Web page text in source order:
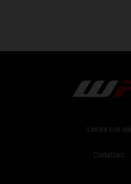
Lavora con noi
Contattaci